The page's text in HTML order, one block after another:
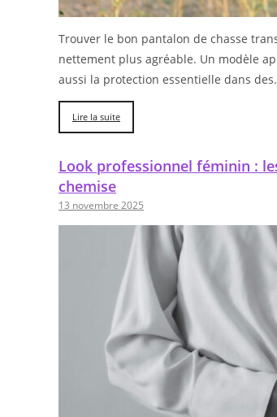
Trouver le bon pantalon de chasse
nettement plus agréable. Un modèle
aussi la protection essentielle dans
Lire la suite
Look professionnel féminin :
chemise
13 novembre 2025